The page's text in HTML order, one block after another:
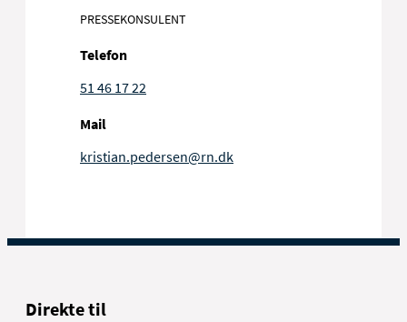
PRESSEKONSULENT
Telefon
51 46 17 22
Mail
kristian.pedersen@rn.dk
Direkte til